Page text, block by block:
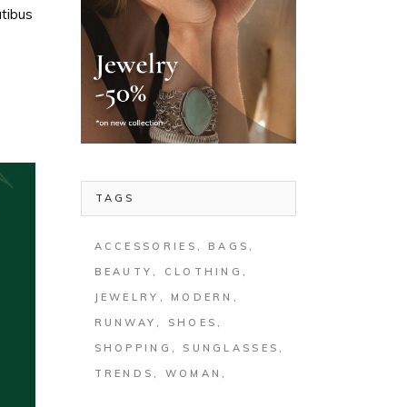
TAGS
ACCESSORIES
BAGS
BEAUTY
CLOTHING
JEWELRY
MODERN
RUNWAY
SHOES
SHOPPING
SUNGLASSES
TRENDS
WOMAN